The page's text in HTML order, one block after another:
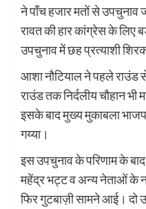
ने पाँच हजार मतों से उपचुनाव
रावत की हार कांग्रेस के लिए
उपचुनाव में छह प्रत्याशी
आशा नौटियाल ने पहले राउंड
राउंड तक निर्दलीय चौहान
इसके बाद मुख्य मुकाबला
गय्या।
इस उपचुनाव के परिणाम के
महेंद्र भट्ट व अन्य नेताओं के
फिर गुटबाज़ी सामने आई। दो